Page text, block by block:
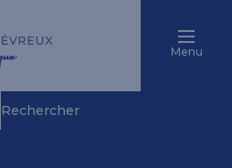
Menu
Rechercher